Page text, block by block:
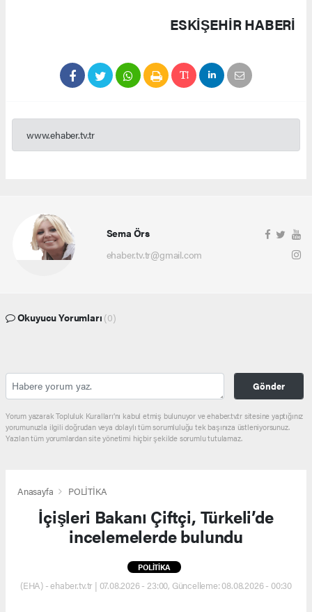
ESKIŞEHIR HABERİ
www.ehaber.tv.tr
Sema Örs
ehaber.tv.tr@gmail.com
Okuyucu Yorumları (0)
Gönder
Yorum yazarak Topluluk Kuralları’nı kabul etmiş bulunuyor ve ehaber.tv.tr sitesine yaptığınız
yorumunuzla ilgili doğrudan veya dolaylı tüm sorumluluğu tek başınıza üstleniyorsunuz.
Yazılan tüm yorumlardan site yönetimi hiçbir şekilde sorumlu tutulamaz.
Anasayfa POLİTİKA
İçişleri Bakanı Çiftçi, Türkeli’de
incelemelerde bulundu
POLİTİKA
(EHA) - ehaber.tv.tr | 07.08.2026 - 23:00, Güncelleme: 08.08.2026 - 00:30